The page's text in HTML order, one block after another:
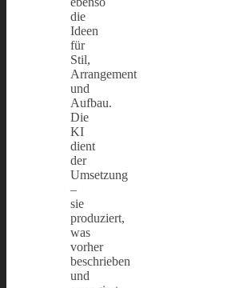
die
Ideen
für
Stil,
Arrangement
und
Aufbau.
Die
KI
dient
der
Umsetzung
–
sie
produziert,
was
vorher
beschrieben
und